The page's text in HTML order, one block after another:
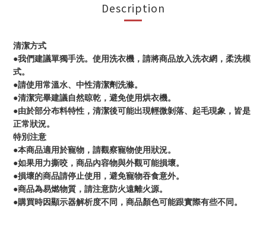
Description
清潔方式
●我們建議單獨手洗。使用洗衣機，請將商品放入洗衣網，柔洗模
式。
●請使用常溫水、中性清潔劑洗滌。
●清潔完畢建議自然晾乾，避免使用烘衣機。
●由於部分布料特性，清潔後可能出現輕微剝落、起毛現象，皆是
正常狀況。
特別注意
●本商品適用於寵物，請觀察寵物使用狀況。
●如果用力撕咬，商品內容物與外觀可能損壞。
●損壞的商品請停止使用，避免寵物吞食意外。
●商品為易燃物質，請注意防火遠離火源。
●購買時因顯示器解析度不同，商品顏色可能跟實際有些不同。